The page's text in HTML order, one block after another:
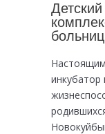
инкубатор